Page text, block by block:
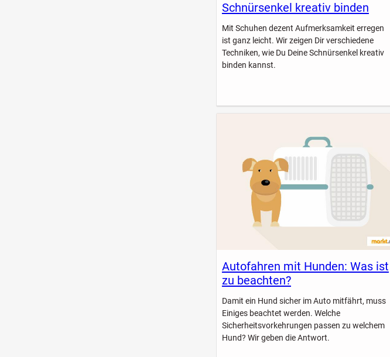
Schnürsenkel kreativ binden
Mit Schuhen dezent Aufmerksamkeit erregen
ist ganz leicht. Wir zeigen Dir verschiedene
Techniken, wie Du Deine Schnürsenkel kreativ
binden kannst.
Autofahren mit Hunden: Was ist
zu beachten?
Damit ein Hund sicher im Auto mitfährt, muss
Einiges beachtet werden. Welche
Sicherheitsvorkehrungen passen zu welchem
Hund? Wir geben die Antwort.